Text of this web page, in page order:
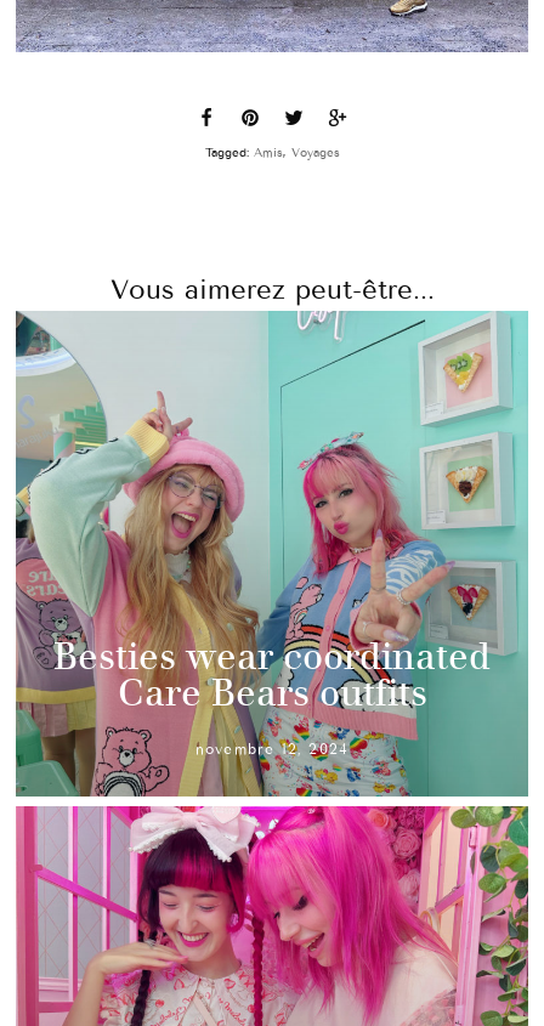
Tagged: Amis, Voyages
Vous aimerez peut-être...
Besties wear coordinated
Care Bears outfits
novembre 12, 2024